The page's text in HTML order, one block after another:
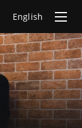
English